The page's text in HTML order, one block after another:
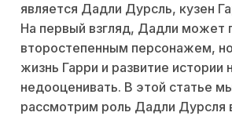
является Дадли Дурсль, кузен
На первый взгляд, Дадли может
второстепенным персонажем, но
жизнь Гарри и развитие истории
недооценивать. В этой статье
рассмотрим роль Дадли Дурсля